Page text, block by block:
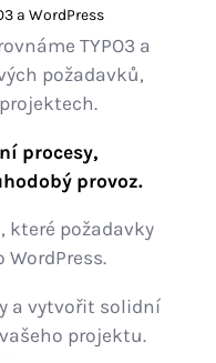
a WordPress
TYPO3 a
požadavků,
procesy,
provoz.
které požadavky
WordPress.
a vytvořit solidní
projektu.